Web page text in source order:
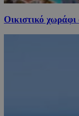
Οικιστικό